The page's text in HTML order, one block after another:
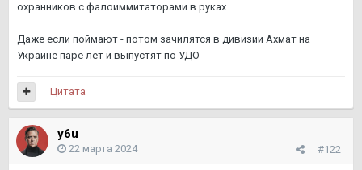
охранников с фалоиммитаторами в руках
Даже если поймают - потом зачилятся в дивизии Ахмат на
Украине паре лет и выпустят по УДО
Цитата
y6u
#122
22 марта 2024